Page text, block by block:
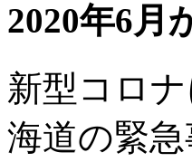
2020年6月
新型コロ
海道の緊